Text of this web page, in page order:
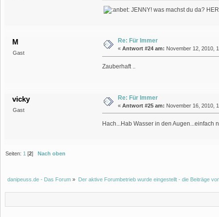
JENNY! was machst du da?
M
Gast
Re: Für Immer
« Antwort #24 am: November 12, 2010,
Zauberhaft ..
vicky
Gast
Re: Für Immer
« Antwort #25 am: November 16, 2010,
Hach...Hab Wasser in den Augen...einfach
Seiten: 1 [2]Nach oben
danipeuss.de - Das Forum » Der aktive Forumbetrieb wurde eingestellt - die Beiträge